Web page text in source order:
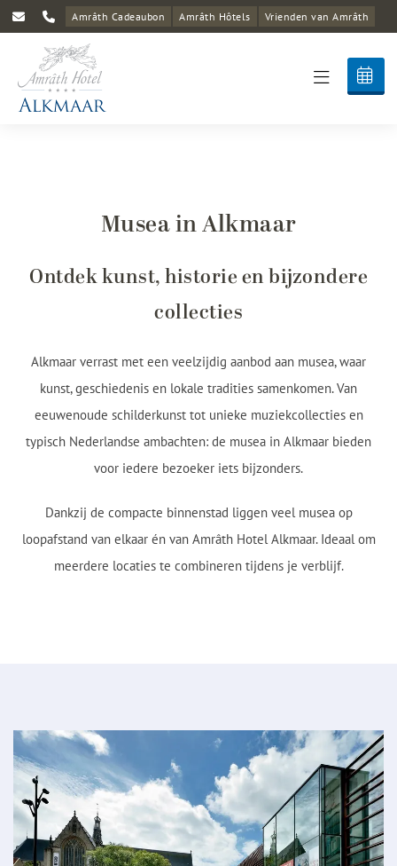
Amrâth Cadeaubon Amrâth Hôtels Vrienden van Amrâth
Musea in Alkmaar
Ontdek kunst, historie en bijzondere
collecties
Alkmaar verrast met een veelzijdig aanbod aan musea, waar
kunst, geschiedenis en lokale tradities samenkomen. Van
eeuwenoude schilderkunst tot unieke muziekcollecties en
typisch Nederlandse ambachten: de musea in Alkmaar bieden
voor iedere bezoeker iets bijzonders.
Dankzij de compacte binnenstad liggen veel musea op
loopafstand van elkaar én van Amrâth Hotel Alkmaar. Ideaal om
meerdere locaties te combineren tijdens je verblijf.